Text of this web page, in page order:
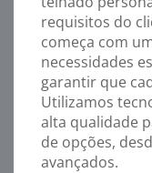
requisitos do
começa com
necessidades
garantir que
Utilizamos
alta qualidade
de opções,
avançados.